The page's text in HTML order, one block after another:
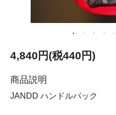
4,840円(税440円)
商品説明
JANDD ハンドルパック